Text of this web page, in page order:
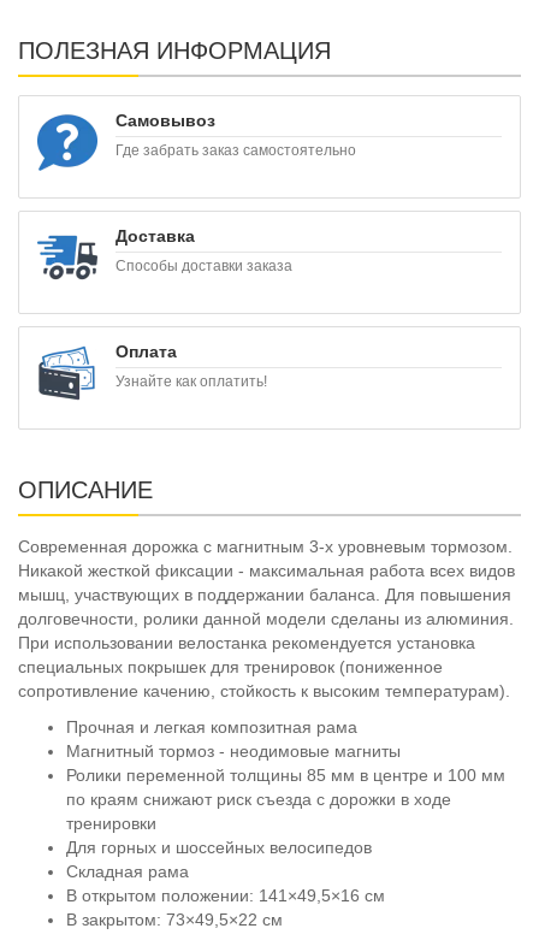
ПОЛЕЗНАЯ ИНФОРМАЦИЯ
Самовывоз
Где забрать заказ самостоятельно
Доставка
Способы доставки заказа
Оплата
Узнайте как оплатить!
ОПИСАНИЕ
Современная дорожка с магнитным 3-х уровневым тормозом.
Никакой жесткой фиксации - максимальная работа всех видов
мышц, участвующих в поддержании баланса. Для повышения
долговечности, ролики данной модели сделаны из алюминия.
При использовании велостанка рекомендуется установка
специальных покрышек для тренировок (пониженное
сопротивление качению, стойкость к высоким температурам).
Прочная и легкая композитная рама
Магнитный тормоз - неодимовые магниты
Ролики переменной толщины 85 мм в центре и 100 мм
по краям снижают риск съезда с дорожки в ходе
тренировки
Для горных и шоссейных велосипедов
Складная рама
В открытом положении: 141×49,5×16 см
В закрытом: 73×49,5×22 см